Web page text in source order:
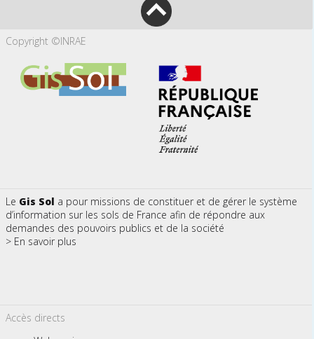
Copyright ©INRAE
Le Gis Sol a pour missions de constituer et de gérer le système
d’information sur les sols de France afin de répondre aux
demandes des pouvoirs publics et de la société
> En savoir plus
Accès directs